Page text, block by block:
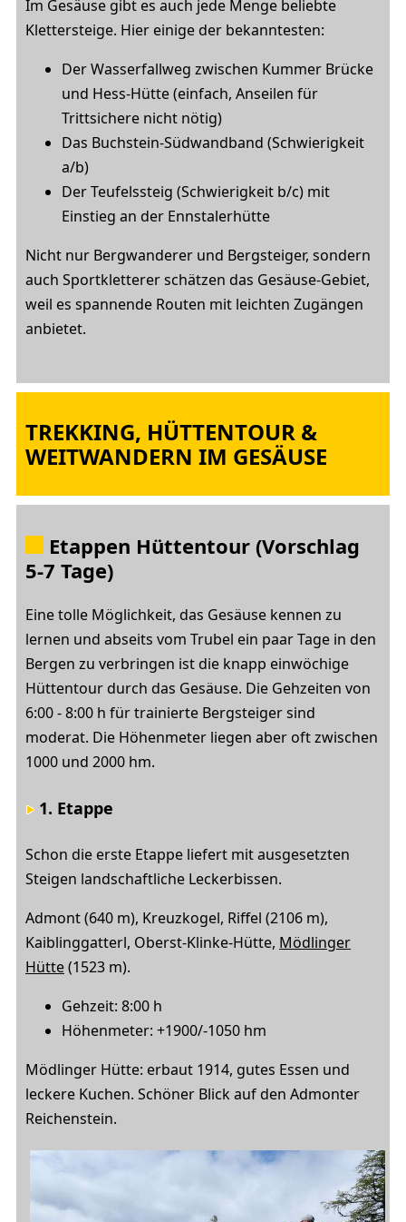
Im Gesäuse gibt es auch jede Menge beliebte
Klettersteige. Hier einige der bekanntesten:
Der Wasserfallweg zwischen Kummer Brücke
und Hess-Hütte (einfach, Anseilen für
Trittsichere nicht nötig)
Das Buchstein-Südwandband (Schwierigkeit
a/b)
Der Teufelssteig (Schwierigkeit b/c) mit
Einstieg an der Ennstalerhütte
Nicht nur Bergwanderer und Bergsteiger, sondern
auch Sportkletterer schätzen das Gesäuse-Gebiet,
weil es spannende Routen mit leichten Zugängen
anbietet.
TREKKING, HÜTTENTOUR &
WEITWANDERN IM GESÄUSE
Etappen Hüttentour (Vorschlag
5-7 Tage)
Eine tolle Möglichkeit, das Gesäuse kennen zu
lernen und abseits vom Trubel ein paar Tage in den
Bergen zu verbringen ist die knapp einwöchige
Hüttentour durch das Gesäuse. Die Gehzeiten von
6:00 - 8:00 h für trainierte Bergsteiger sind
moderat. Die Höhenmeter liegen aber oft zwischen
1000 und 2000 hm.
1. Etappe
Schon die erste Etappe liefert mit ausgesetzten
Steigen landschaftliche Leckerbissen.
Admont (640 m), Kreuzkogel, Riffel (2106 m),
Kaiblinggatterl, Oberst-Klinke-Hütte, Mödlinger
Hütte(1523 m).
Gehzeit: 8:00 h
Höhenmeter: +1900/-1050 hm
Mödlinger Hütte: erbaut 1914, gutes Essen und
leckere Kuchen. Schöner Blick auf den Admonter
Reichenstein.